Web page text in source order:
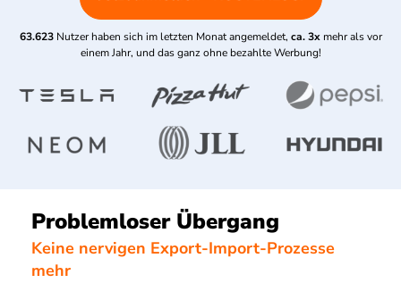
63.623 Nutzer haben sich im letzten Monat angemeldet, ca. 3x mehr als vor
einem Jahr, und das ganz ohne bezahlte Werbung!
Problemloser Übergang
Keine nervigen Export-Import-Prozesse
mehr